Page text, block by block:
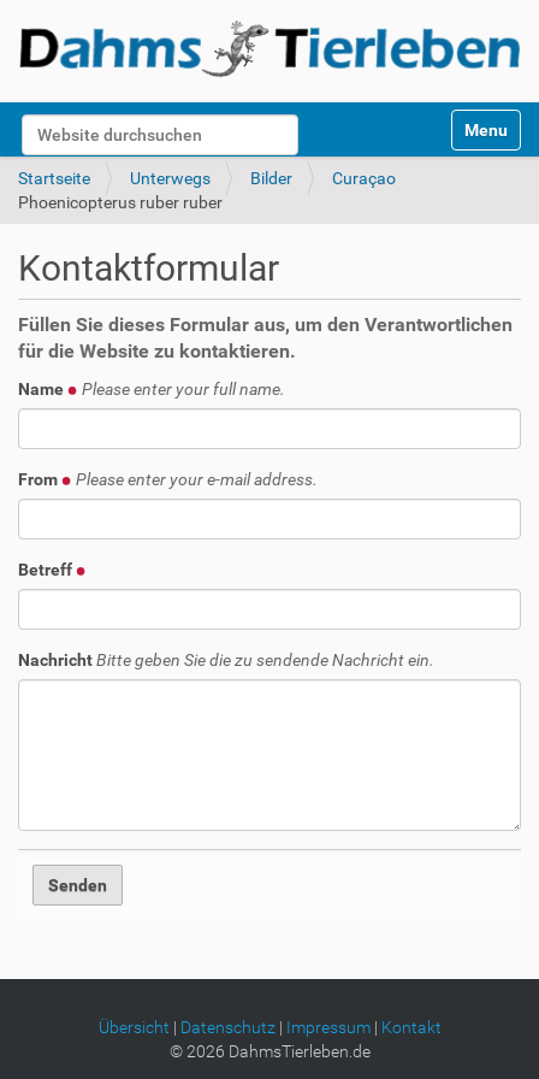
Website durchsuchen
k
Toggle
Startseite Unterwegs Bilder
Curaçao
Phoenicopterus ruber ruber
Kontaktformular
Füllen Sie dieses Formular aus, um den Verantwortlichen
für die Website zu kontaktieren.
Name Please enter your full name.
From Please enter your e-mail address.
Betreff
NachrichtBitte geben Sie die zu sendende Nachricht ein.
Übersicht | Datenschutz| Impressum| Kontakt
©2026 DahmsTierleben.de